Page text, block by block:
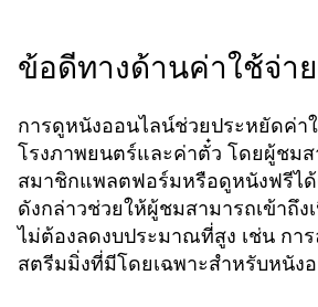
ข้อดีทางด้านค่าใช้จ่าย
การดูหนังออนไลน์ช่วยประหยัดค่า
โรงภาพยนตร์และค่าตั๋ว โดยผู้ชม
สมาชิกแพลตฟอร์มหรือดูหนังฟรีไ
ดังกล่าวช่วยให้ผู้ชมสามารถเข้าถึ
ไม่ต้องลดงบประมาณที่สูง เช่น กา
สตรีมมิ่งที่มีโดยเฉพาะสำหรับหนัง